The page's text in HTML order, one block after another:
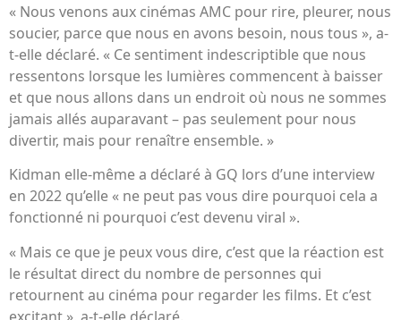
« Nous venons aux cinémas AMC pour rire, pleurer, nous
soucier, parce que nous en avons besoin, nous tous », a-
t-elle déclaré. « Ce sentiment indescriptible que nous
ressentons lorsque les lumières commencent à baisser
et que nous allons dans un endroit où nous ne sommes
jamais allés auparavant – pas seulement pour nous
divertir, mais pour renaître ensemble. »
Kidman elle-même a déclaré à GQ lors d’une interview
en 2022 qu’elle « ne peut pas vous dire pourquoi cela a
fonctionné ni pourquoi c’est devenu viral ».
« Mais ce que je peux vous dire, c’est que la réaction est
le résultat direct du nombre de personnes qui
retournent au cinéma pour regarder les films. Et c’est